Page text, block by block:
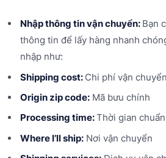
Nhập thông tin vận chuyển: Bạn
thông tin để lấy hàng nhanh
nhập như:
Shipping cost: Chi phí vận chuyển
Origin zip code:Mã bưu chính
Processing time:Thời gian
Where I’ll ship:Nơi vận chuyển